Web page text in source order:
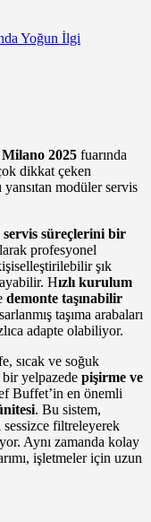
2025 fuarında
dikkat çeken
yansıtan modüler servis
servis süreçlerini bir
profesyonel
şık
Hızlı kurulum
demonte taşınabilir
taşıma arabaları
adapte olabiliyor.
sıcak ve soğuk
yelpazede pişirme ve
Buffet’in en önemli
. Bu sistem,
sessizce filtreleyerek
Aynı zamanda kolay
işletmeler için uzun